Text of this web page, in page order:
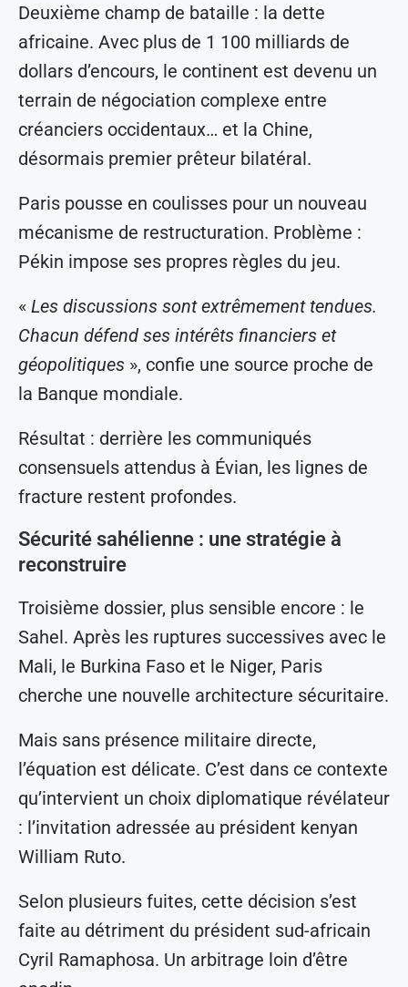
Deuxième champ de bataille : la dette
africaine. Avec plus de 1 100 milliards de
dollars d’encours, le continent est devenu un
terrain de négociation complexe entre
créanciers occidentaux… et la Chine,
désormais premier prêteur bilatéral.
Paris pousse en coulisses pour un nouveau
mécanisme de restructuration. Problème :
Pékin impose ses propres règles du jeu.
« Les discussions sont extrêmement tendues.
Chacun défend ses intérêts financiers et
géopolitiques », confie une source proche de
la Banque mondiale.
Résultat : derrière les communiqués
consensuels attendus à Évian, les lignes de
fracture restent profondes.
Sécurité sahélienne : une stratégie à
reconstruire
Troisième dossier, plus sensible encore : le
Sahel. Après les ruptures successives avec le
Mali, le Burkina Faso et le Niger, Paris
cherche une nouvelle architecture sécuritaire.
Mais sans présence militaire directe,
l’équation est délicate. C’est dans ce contexte
qu’intervient un choix diplomatique révélateur
: l’invitation adressée au président kenyan
William Ruto.
Selon plusieurs fuites, cette décision s’est
faite au détriment du président sud-africain
Cyril Ramaphosa. Un arbitrage loin d’être